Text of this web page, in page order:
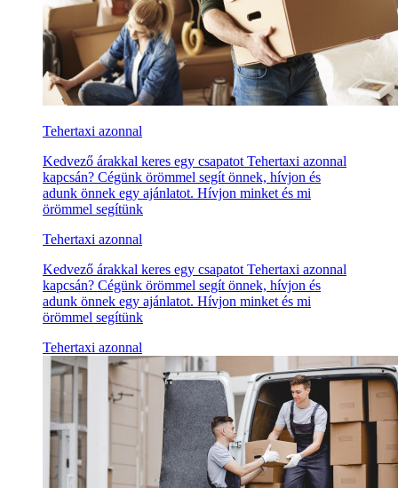
Tehertaxi azonnal
Kedvező árakkal keres egy csapatot Tehertaxi azonnal
kapcsán? Cégünk örömmel segít önnek, hívjon és
adunk önnek egy ajánlatot. Hívjon minket és mi
örömmel segítünk
Tehertaxi azonnal
Kedvező árakkal keres egy csapatot Tehertaxi azonnal
kapcsán? Cégünk örömmel segít önnek, hívjon és
adunk önnek egy ajánlatot. Hívjon minket és mi
örömmel segítünk
Tehertaxi azonnal